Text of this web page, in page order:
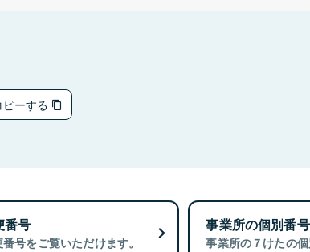
ーする
番号
号をご覧いただけます。
事業所の個別番
事業所の７けたの